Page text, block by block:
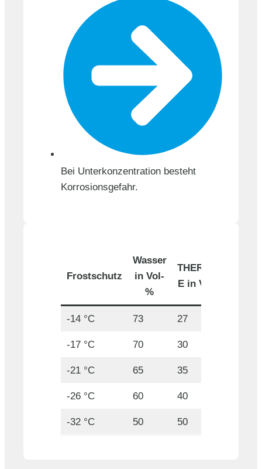
Bei Unterkonzentration besteht
Korrosionsgefahr.
Frostschutz
Wasser
in Vol-
%
THERMUM
E in Vol-%
-14 °C 73 27
-17 °C 70 30
-21 °C 65 35
-26 °C 60 40
-32 °C 50 50